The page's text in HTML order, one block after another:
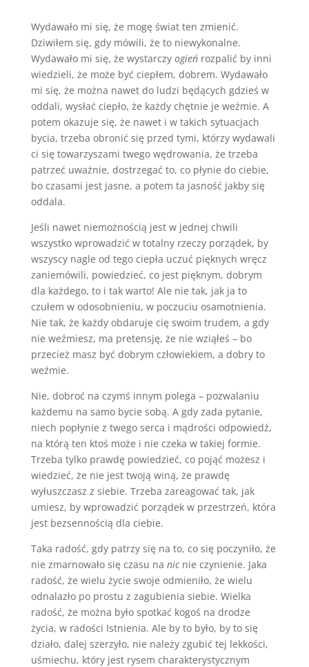
Wydawało mi się, że mogę świat ten zmienić.
Dziwiłem się, gdy mówili, że to niewykonalne.
Wydawało mi się, że wystarczy ogieńrozpalić by inni
wiedzieli, że może być ciepłem, dobrem. Wydawało
mi się, że można nawet do ludzi będących gdzieś w
oddali, wysłać ciepło, że każdy chętnie je weźmie. A
potem okazuje się, że nawet i w takich sytuacjach
bycia, trzeba obronić się przed tymi, którzy wydawali
ci się towarzyszami twego wędrowania, że trzeba
patrzeć uważnie, dostrzegać to, co płynie do ciebie,
bo czasami jest jasne, a potem ta jasność jakby się
oddala.
Jeśli nawet niemożnością jest w jednej chwili
wszystko wprowadzić w totalny rzeczy porządek, by
wszyscy nagle od tego ciepła uczuć pięknych wręcz
zaniemówili, powiedzieć, co jest pięknym, dobrym
dla każdego, to i tak warto! Ale nie tak, jak ja to
czułem w odosobnieniu, w poczuciu osamotnienia.
Nie tak, że każdy obdaruje cię swoim trudem, a gdy
nie weźmiesz, ma pretensję, że nie wziąłeś – bo
przecież masz być dobrym człowiekiem, a dobry to
weźmie.
Nie, dobroć na czymś innym polega – pozwalaniu
każdemu na samo bycie sobą. A gdy zada pytanie,
niech popłynie z twego serca i mądrości odpowiedź,
na którą ten ktoś może i nie czeka w takiej formie.
Trzeba tylko prawdę powiedzieć, co pojąć możesz i
wiedzieć, że nie jest twoją winą, że prawdę
wyłuszczasz z siebie. Trzeba zareagować tak, jak
umiesz, by wprowadzić porządek w przestrzeń, która
jest bezsennością dla ciebie.
Taka radość, gdy patrzy się na to, co się poczyniło, że
nie zmarnowało się czasu na nicnie czynienie. Jaka
radość, że wielu życie swoje odmieniło, że wielu
odnalazło po prostu z zagubienia siebie. Wielka
radość, że można było spotkać kogoś na drodze
życia, w radości Istnienia. Ale by to było, by to się
działo, dalej szerzyło, nie należy zgubić tej lekkości,
uśmiechu, który jest rysem charakterystycznym